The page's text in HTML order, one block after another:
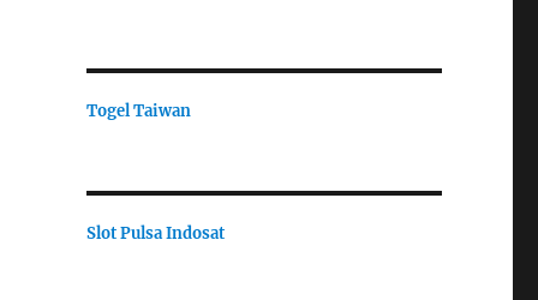
Togel Taiwan
Slot Pulsa Indosat